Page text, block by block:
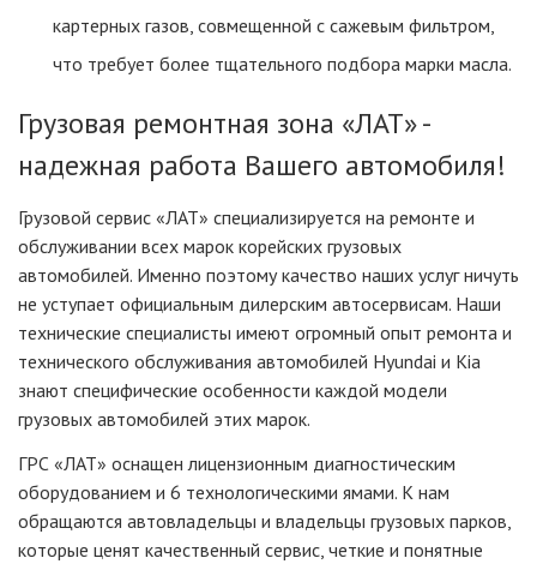
картерных газов, совмещенной с сажевым фильтром,
что требует более тщательного подбора марки масла.
Грузовая ремонтная зона «ЛАТ» -
надежная работа Вашего автомобиля!
Грузовой сервис «ЛАТ» специализируется на ремонте и
обслуживании всех марок корейских грузовых
автомобилей. Именно поэтому качество наших услуг ничуть
не уступает официальным дилерским автосервисам. Наши
технические специалисты имеют огромный опыт ремонта и
технического обслуживания автомобилей Hyundai и Kia
знают специфические особенности каждой модели
грузовых автомобилей этих марок.
ГРС «ЛАТ» оснащен лицензионным диагностическим
оборудованием и 6 технологическими ямами. К нам
обращаются автовладельцы и владельцы грузовых парков,
которые ценят качественный сервис, четкие и понятные